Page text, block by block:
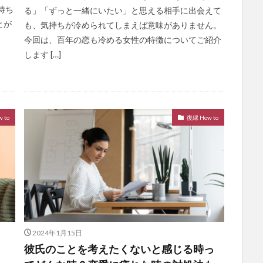
ち
が
る」「ずっと一緒にいたい」と思える相手に出会えて
も、気持ちが冷められてしまえば意味がありません。
今回は、百年の恋も冷める女性の特徴についてご紹介
します […]
to 復縁 How to
2024年1月15日
彼氏のことを考えたくないと感じる時っ